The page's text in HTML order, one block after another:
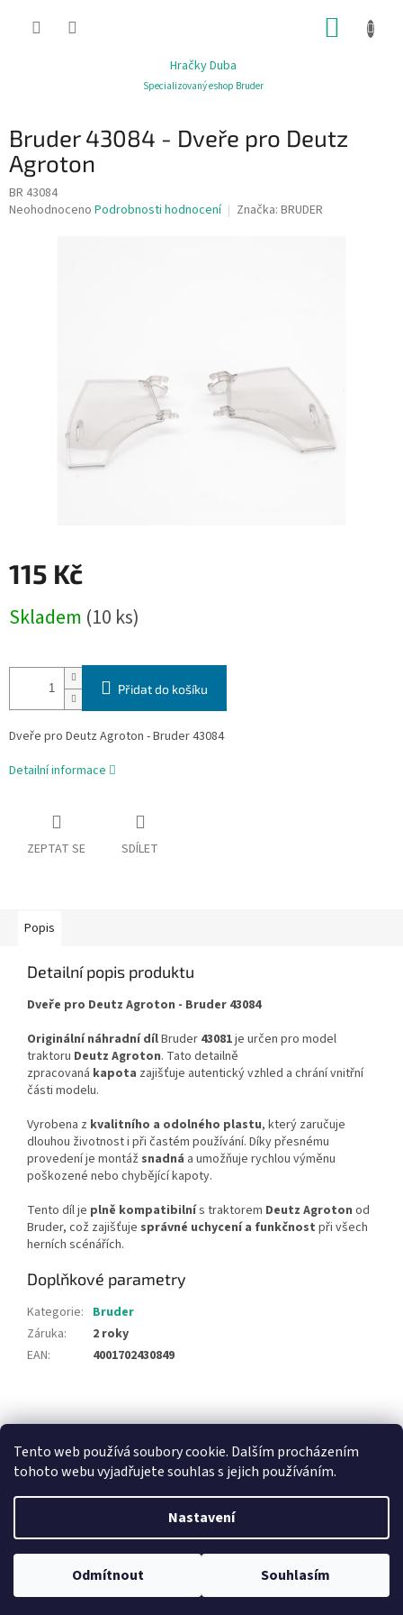
Tento web používá soubory cookie. Dalším procházením
tohoto webu vyjadřujete souhlas s jejich používáním.
Nastavení
Odmítnout Souhlasím
Hračky Duba
Specializovaný eshop Bruder
Bruder 43084 - Dveře pro Deutz
Agroton
BR 43084
Průměrné
Neohodnoceno Podrobnosti hodnocení Značka: BRUDER
115 Kč
cena:
Skladem (10 ks)
Přidat do košíku
Dveře pro Deutz Agroton - Bruder 43084
Detailní informace
ZEPTAT SE SDÍLET
Popis
Detailní popis produktu
Dveře pro Deutz Agroton - Bruder 43084
Originální náhradní dílBruder 43081je určen pro model
traktoru Deutz Agroton. Tato detailně
zpracovaná kapota zajišťuje autentický vzhled a chrání vnitřní
části modelu.
Vyrobena z kvalitního a odolného plastu, který zaručuje
dlouhou životnost i při častém používání. Díky přesnému
provedení je montáž snadná a umožňuje rychlou výměnu
poškozené nebo chybějící kapoty.
Tento díl je plně kompatibilnís traktorem Deutz Agroton od
Bruder, což zajišťuje správné uchycení a funkčnost při všech
herních scénářích.
Doplňkové parametry
Kategorie: Bruder
Záruka:
2 roky
EAN: 4001702430849
á
Vytvořil Shoptet
Copyright 2026Hračky Duba . Všechna práva vyhrazena.